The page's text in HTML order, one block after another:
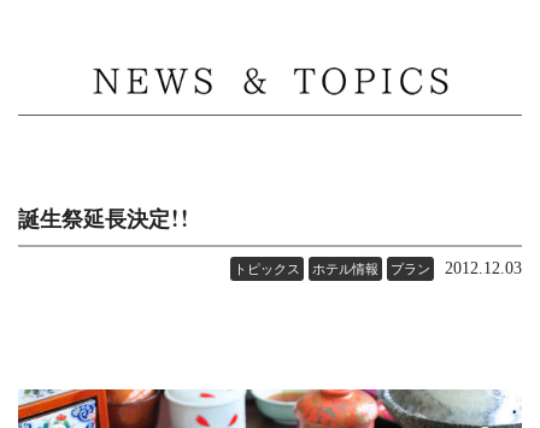
誕生祭延長決定！！
トピックス ホテル情報 プラン 2012.12.03